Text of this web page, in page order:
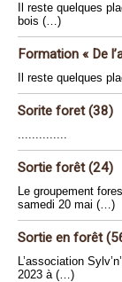
Il reste quelques
bois (…)
Formation « De
Il reste quelques
Sorite foret (38)
..............
Sortie forêt (24)
Le groupement
samedi 20 mai (…)
Sortie en forêt
L’association
2023 à (…)